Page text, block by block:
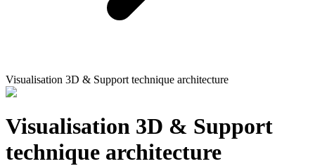
Visualisation 3D & Support technique architecture
Visualisation 3D & Support
technique architecture